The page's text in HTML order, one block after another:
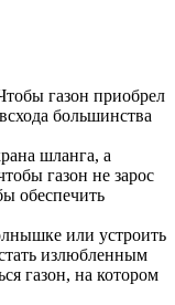
газон приобрел
большинства
шланга, а
газон не зарос
обеспечить
или устроить
излюбленным
газон, на котором